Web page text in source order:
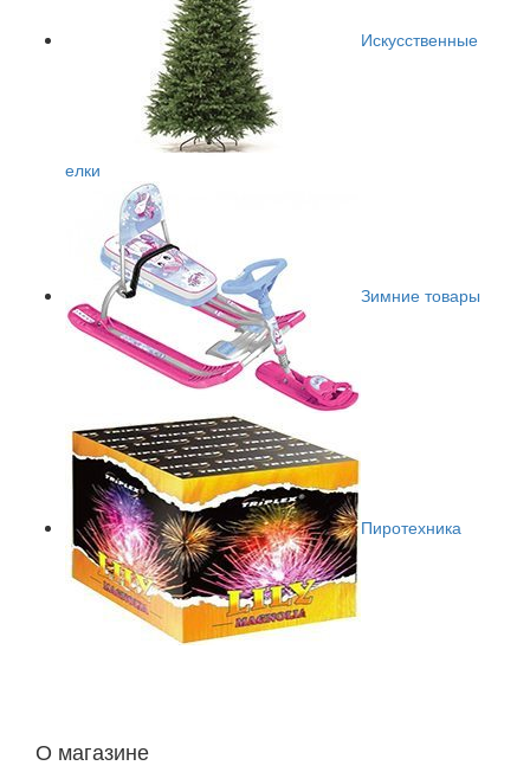
Искусственные
елки
Зимние товары
Пиротехника
О магазине